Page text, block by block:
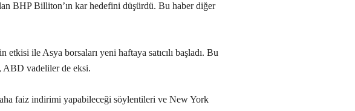
BHP Billiton’ın kar hedefini düşürdü. Bu haber diğer
ile Asya borsaları yeni haftaya satıcılı başladı. Bu
ABD vadeliler de eksi.
faiz indirimi yapabileceği söylentileri ve New York